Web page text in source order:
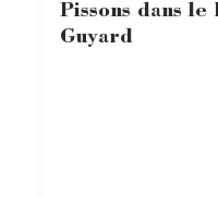
Pissons dans
Guyard